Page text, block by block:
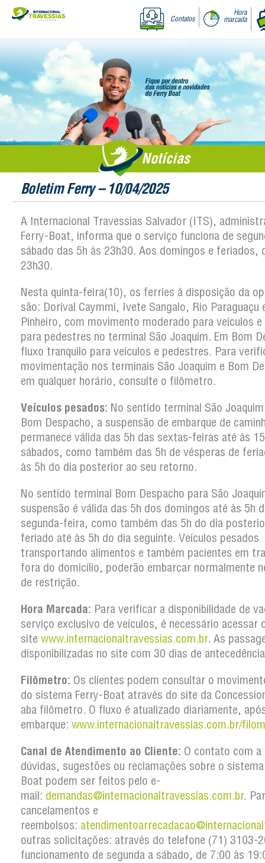
Contatos
Hora
marcada
Notícias
Boletim Ferry – 10/04/2025
A Internacional Travessias Salvador (ITS),
Ferry-Boat, informa que o serviço funciona de
sábado das 5h às 23h30. Aos domingos e feriados,
23h30.
Nesta quinta-feira(10), os ferries à disposição da
são: Dorival Caymmi, Ivete Sangalo, Rio Paraguaçu
Pinheiro, com movimento moderado para veículos
para pedestres no terminal São Joaquim. Em Bom
fluxo tranquilo para veículos e pedestres. Para
movimentação nos terminais São Joaquim e Bom
em qualquer horário, consulte o filômetro.
Veículos pesados: No sentido terminal São
Bom Despacho, a suspensão de embarque de
permanece válida das 5h das sextas-feiras até às
sábados, como também das 5h de vésperas de
às 5h do dia posterior ao seu retorno.
No sentido terminal Bom Despacho para São
suspensão é válida das 5h dos domingos até às 5h
segunda-feira, como também das 5h do dia
feriado até às 5h do dia seguinte. Veículos pesados
transportando alimentos e também pacientes em
fora do domicílio, poderão embarcar normalmente
de restrição.
Hora Marcada: Para verificar a disponibilidade de
serviço exclusivo de veículos, é necessário acessar
site www.internacionaltravessias.com.br. As
disponibilizadas no site com 30 dias de
Filômetro: Os clientes podem consultar o
do sistema Ferry-Boat através do site da
aba filômetro. O fluxo é atualizado diariamente,
embarque: www.internacionaltravessias.com.br/
Canal de Atendimento ao Cliente: O contato com a
dúvidas, sugestões ou reclamações sobre o
Boat podem ser feitos pelo e-
mail: demandas@internacionaltravessias.com.br.
cancelamentos e
reembolsos:
outras solicitações: através do telefone (71) 3103-
funcionamento de segunda a sábado, de 7:00 às